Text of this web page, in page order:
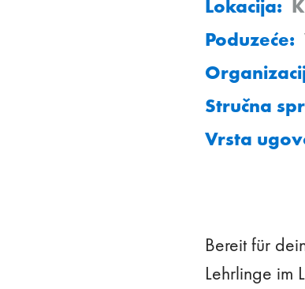
Lokacija:
Poduzeće:
Stručna
Vrsta
Bereit für
Lehrlinge im